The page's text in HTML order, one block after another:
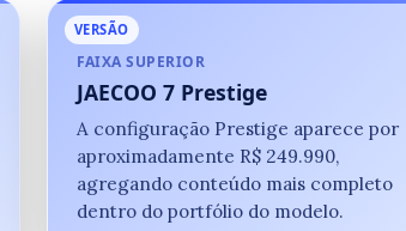
VERSÃO
FAIXA SUPERIOR
JAECOO 7 Prestige
A configuração Prestige aparece por
aproximadamente R$ 249.990,
agregando conteúdo mais completo
dentro do portfólio do modelo.